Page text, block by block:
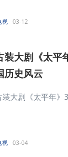
视 03-12
装大剧《太平
历史风云
装大剧《太平年》
视 03-04